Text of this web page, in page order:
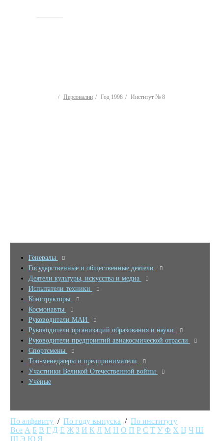
Персоналии Год 1998 Институт № 8
Генералы
Государственные и общественные деятели
Деятели культуры, искусства и медиа
Испытатели техники
Конструкторы
Космонавты
Руководители МАИ
Руководители организаций образования и науки
Руководители предприятий авиакосмической отрасли
Спортсмены
Топ-менеджеры и предприниматели
Участники Великой Отечественной войны
Учёные
По алфавиту /По году выпуска /По институту
Все А Б В Г Д Е Ж З И К Л М Н О П Р С Т У Ф Х Ц Ч Ш
Щ Э Ю Я